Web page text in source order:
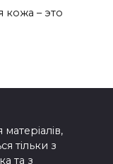
кожа – это
тільки з
та з